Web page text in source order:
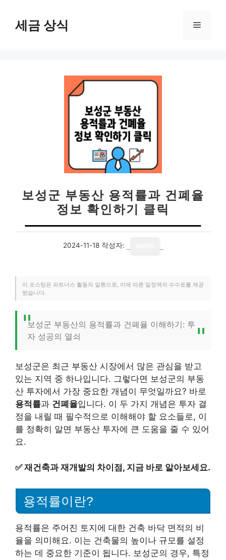
세금 상식 메
보성군 부동산 용적률과 건폐율
정보 확인하기 클릭
2024-11-18 작성자:
이 포스팅은 파트너스 활동의 일환으로, 이에 따른 일정액의 수수료를 제공
받습니다.
보성군 부동산의 용적률과 건폐율 이해하기: 투
자 성공의 열쇠
보성군은 최근 부동산 시장에서 많은 관심을 받고
있는 지역 중 하나입니다. 그렇다면 보성군의 부동
산 투자에서 가장 중요한 개념이 무엇일까요? 바로
용적률과 건폐율입니다. 이 두 가지 개념은 투자 결
정을 내릴 때 필수적으로 이해해야 할 요소들로, 이
를 정확히 알면 부동산 투자에 큰 도움을 줄 수 있어
요.
✅재건축과 재개발의 차이점, 지금 바로 알아보세요.
용적률이란?
용적률은 주어진 토지에 대한 건축 바닥 면적의 비
율을 의미해요. 이는 건축물의 높이나 규모를 설정
하는 데 중요한 기준이 됩니다. 보성군의 경우, 특정